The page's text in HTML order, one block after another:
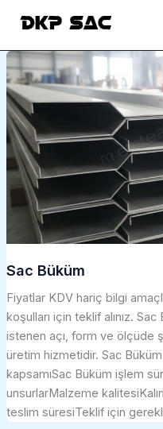
Sac Büküm
Fiyatlar KDV hariç bilgi
koşulları için teklif alınız.
istenen açı, form ve ölçüde
üretim hizmetidir. Sac
kapsamıSac Büküm işlem
unsurlarMalzeme
teslim süresiTeklif için